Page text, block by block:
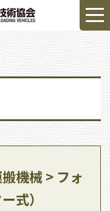
機械 > フォ
式）